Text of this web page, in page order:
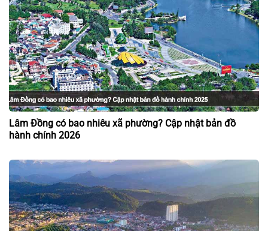
Lâm Đồng có bao nhiêu xã phường? Cập nhật bản đồ
hành chính 2026